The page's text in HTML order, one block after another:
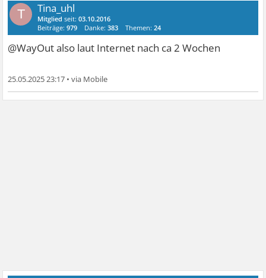
T Tina_uhl
Mitglied seit:03.10.2016
Beiträge:979 Danke:383 Themen:24
@WayOut also laut Internet nach ca 2 Wochen
25.05.2025 23:17 •